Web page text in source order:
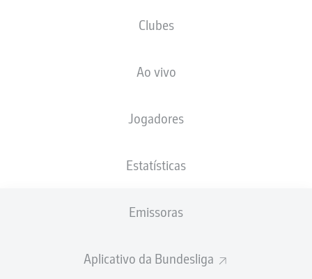
Clubes
Ao vivo
Jogadores
Estatísticas
Emissoras
Aplicativo da Bundesliga